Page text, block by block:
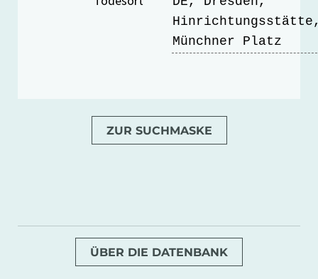
Münchner Platz
ZUR SUCHMASKE
ÜBER DIE DATENBANK